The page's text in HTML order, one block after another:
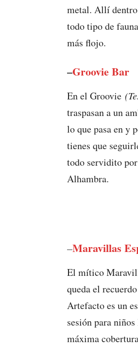
metal. Allí dentro
todo tipo de
más flojo.
–Groovie Bar
En el Groovie
traspasan a un
lo que pasa en y
tienes que
todo servidito
Alhambra.
–Maravillas
El mítico
queda el
Artefacto es un
sesión para
máxima